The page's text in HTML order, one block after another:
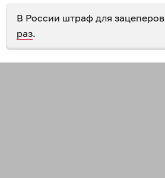
В России штраф для зацеперов
раз.